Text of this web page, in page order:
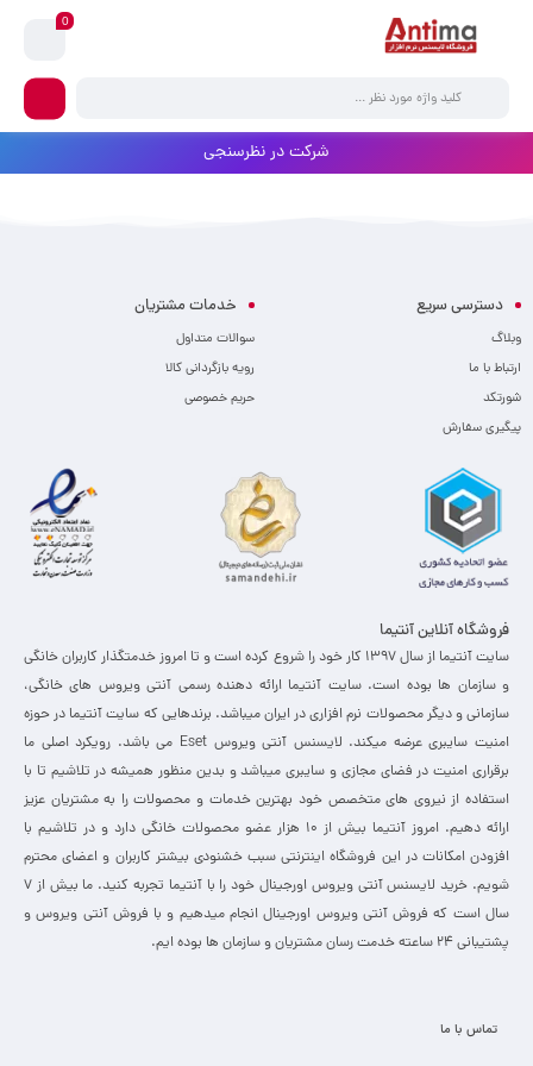
0
شرکت در نظرسنجی
دسترسی سریع
وبلاگ
ارتباط با ما
شورتکد
پیگیری سفارش
خدمات مشتریان
سوالات متداول
رویه بازگردانی کالا
حریم خصوصی
فروشگاه آنلاین آنتیما
سایت آنتیما از سال 1397 کار خود را شروع کرده است و تا امروز خدمتگذار کاربران خانگی
و سازمان ها بوده است. سایت آنتیما ارائه دهنده رسمی آنتی ویروس های خانگی،
سازمانی و دیگر محصولات نرم افزاری در ایران میباشد. برندهایی که سایت آنتیما در حوزه
امنیت سایبری عرضه میکند. لایسنس آنتی ویروس Eset می باشد. رویکرد اصلی ما
برقراری امنیت در فضای مجازی و سایبری میباشد و بدین منظور همیشه در تلاشیم تا با
استفاده از نیروی های متخصص خود بهترین خدمات و محصولات را به مشتریان عزیز
ارائه دهیم. امروز آنتیما بیش از 10 هزار عضو محصولات خانگی دارد و در تلاشیم با
افزودن امکانات در این فروشگاه اینترنتی سبب خشنودی بیشتر کاربران و اعضای محترم
شویم. خرید لایسنس آنتی ویروس اورجینال خود را با آنتیما تجربه کنید. ما بیش از 7
سال است که فروش آنتی ویروس اورجینال انجام میدهیم و با فروش آنتی ویروس و
پشتیبانی 24 ساعته خدمت رسان مشتریان و سازمان ها بوده ایم.
تماس با ما